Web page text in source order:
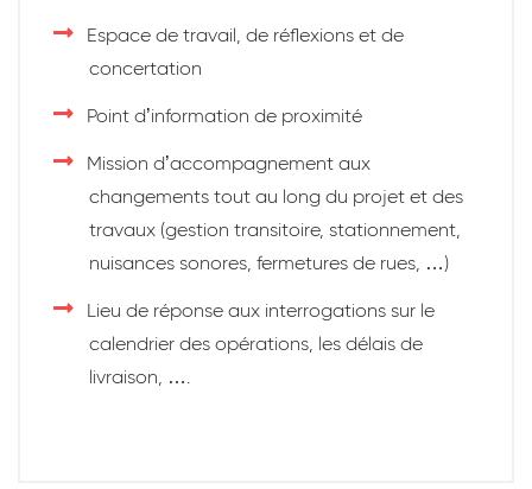
Espace de travail, de réflexions et de
concertation
Point d’information de proximité
Mission d’accompagnement aux
changements tout au long du projet et des
travaux (gestion transitoire, stationnement,
nuisances sonores, fermetures de rues, …)
Lieu de réponse aux interrogations sur le
calendrier des opérations, les délais de
livraison, ….